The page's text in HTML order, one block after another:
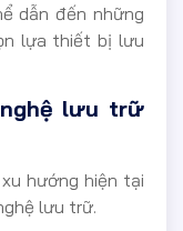
dẫn đến những
lựa thiết bị lưu
lưu trữ
hướng hiện tại
lưu trữ.